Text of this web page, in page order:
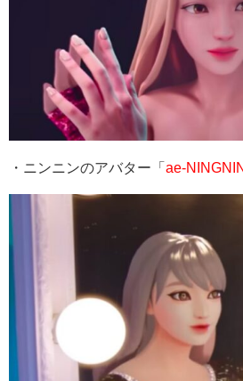
・ニンニンのアバター「 ae-